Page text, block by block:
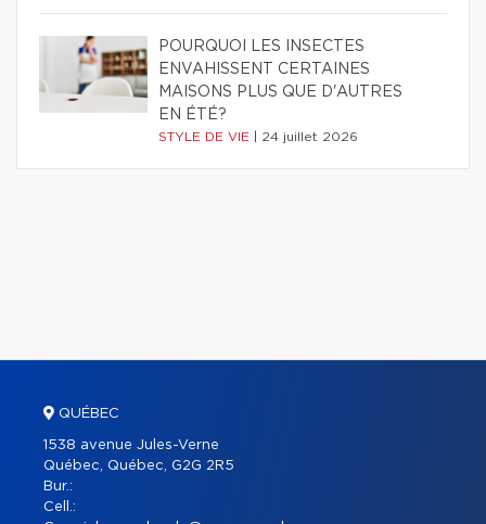
POURQUOI LES INSECTES
ENVAHISSENT CERTAINES
MAISONS PLUS QUE D'AUTRES
EN ÉTÉ?
STYLE DE VIE 24 juillet 2026
QUÉBEC
1538 avenue Jules-Verne
Québec, Québec, G2G 2R5
Bur.:
Cell.: